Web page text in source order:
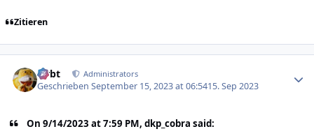
Zitieren
rtrbt Administrators
GeschriebenSeptember 15, 2023 at 06:5415. Sep 2023
On 9/14/2023 at 7:59 PM, dkp_cobra said: